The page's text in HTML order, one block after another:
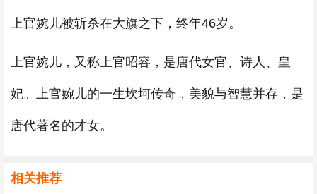
上官婉儿被斩杀在大旗之下，终年46岁。
上官婉儿，又称上官昭容，是唐代女官、诗人、皇
妃。上官婉儿的一生坎坷传奇，美貌与智慧并存，是
唐代著名的才女。
相关推荐